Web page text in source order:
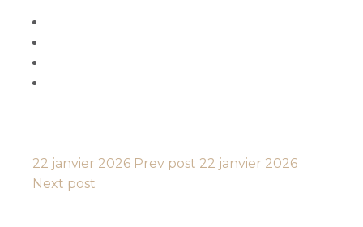
22 janvier 2026 Prev post 22 janvier 2026
Next post